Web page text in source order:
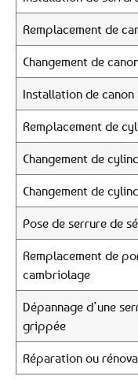
Remplacement de
Changement de
Installation de
Remplacement de
Changement de
Changement de
Pose de serrure de
Remplacement de
cambriolage
Dépannage d’une
grippée
Réparation ou